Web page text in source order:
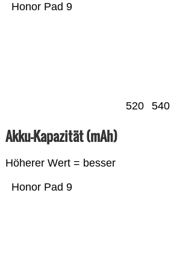
Honor Pad 9
520 540
Akku-Kapazität (mAh)
Höherer Wert = besser
Honor Pad 9